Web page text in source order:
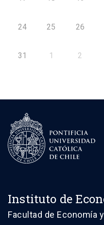
24 25 26
31 1 2
Instituto de
Facultad de Economía